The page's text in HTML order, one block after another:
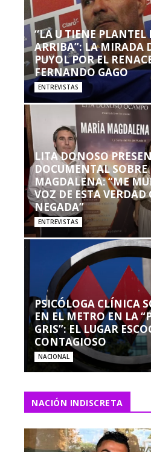
“LA U TIENE PLANTEL
ARRIBA”: LA MIRADA
PUYOL POR EL
FERNANDO GAGO
ENTREVISTAS
LITA DONOSO
DOCUMENTAL
MAGDALENA: “ME
VOZ DE ESTA
NEGADA”
ENTREVISTAS
PSICÓLOGA CLÍNICA
EN EL METRO EN LA
GRIS”: EL LUGAR
CONTAGIOSO
NACIONAL
NACIÓN INDISCRETA